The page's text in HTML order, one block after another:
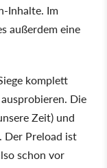
Inhalte. Im
außerdem eine
komplett
Die
Zeit) und
Der Preload ist
schon vor